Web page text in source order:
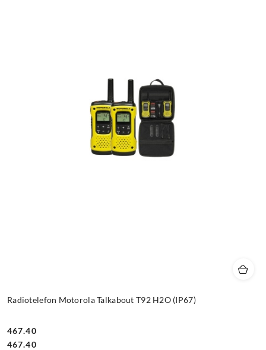
Radiotelefon Motorola Talkabout T92 H2O (IP67)
Cena:
467.40
Cena:
467.40